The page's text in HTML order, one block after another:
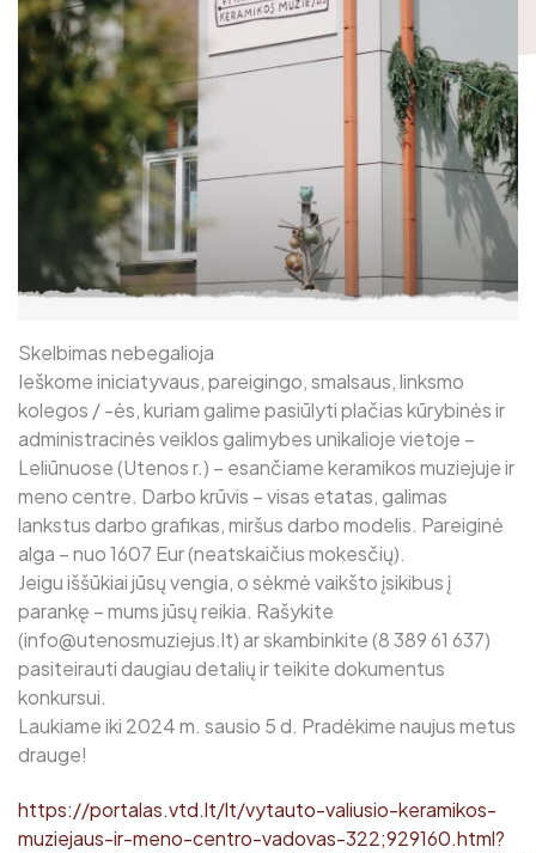
Vidaus darbo tvarkos taisyklės
Ekspozicijos
Leidiniai
Laisvės ąžuolai
Kilnojamosios parodos
Skelbimas nebegalioja
Ieškome iniciatyvaus, pareigingo, smalsaus, linksmo
kolegos / -ės, kuriam galime pasiūlyti plačias kūrybinės ir
administracinės veiklos galimybes unikalioje vietoje –
Leliūnuose (Utenos r.) – esančiame keramikos muziejuje ir
meno centre. Darbo krūvis – visas etatas, galimas
lankstus darbo grafikas, miršus darbo modelis. Pareiginė
alga – nuo 1607 Eur (neatskaičius mokesčių).
Jeigu iššūkiai jūsų vengia, o sėkmė vaikšto įsikibus į
parankę – mums jūsų reikia. Rašykite
(info@utenosmuziejus.lt) ar skambinkite (8 389 61 637)
pasiteirauti daugiau detalių ir teikite dokumentus
konkursui.
Laukiame iki 2024 m. sausio 5 d. Pradėkime naujus metus
drauge!
https://portalas.vtd.lt/lt/vytauto-valiusio-keramikos-
muziejaus-ir-meno-centro-vadovas-322;929160.html?